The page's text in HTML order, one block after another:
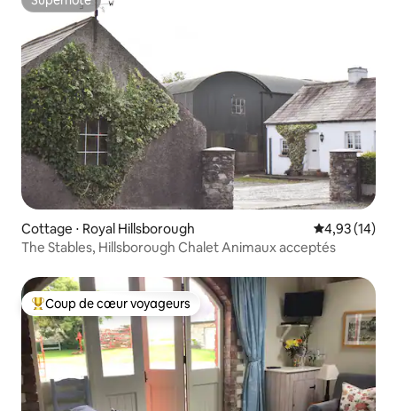
Superhôte
Cottage ⋅ Royal Hillsborough Évaluation
4,93 (14)
The Stables, Hillsborough Chalet Animaux acceptés
Coups de cœur voyageurs les plus appréciés
Coup de cœur voyageurs